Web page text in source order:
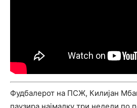
Фудбалерот на ПСЖ, Килијан
паузира најмалку три недели по